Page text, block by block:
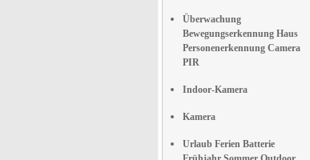
Überwachung
Bewegungserkennung Haus
Personenerkennung Camera
PIR
Indoor-Kamera
Kamera
Urlaub Ferien Batterie